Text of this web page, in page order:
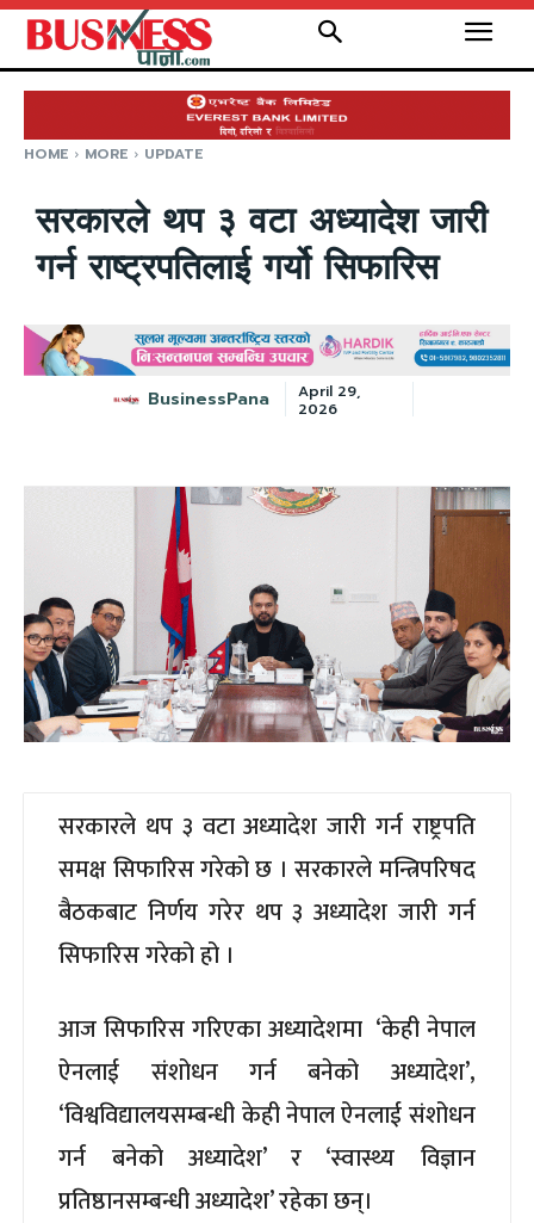
HOME MORE UPDATE
सरकारले थप ३ वटा अध्यादेश जारी
गर्न राष्ट्रपतिलाई गर्यो सिफारिस
BusinessPana
April 29,
2026
सरकारले थप ३ वटा अध्यादेश जारी गर्न राष्ट्रपति
समक्ष सिफारिस गरेको छ । सरकारले मन्त्रिपरिषद
बैठकबाट निर्णय गरेर थप ३ अध्यादेश जारी गर्न
सिफारिस गरेको हो ।
आज सिफारिस गरिएका अध्यादेशमा ‘केही नेपाल
ऐनलाई संशोधन गर्न बनेको अध्यादेश’,
‘विश्वविद्यालयसम्बन्धी केही नेपाल ऐनलाई संशोधन
गर्न बनेको अध्यादेश’ र ‘स्वास्थ्य विज्ञान
प्रतिष्ठानसम्बन्धी अध्यादेश’ रहेका छन्।